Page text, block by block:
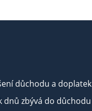
důchodu a doplatek
dnů zbývá do důchodu